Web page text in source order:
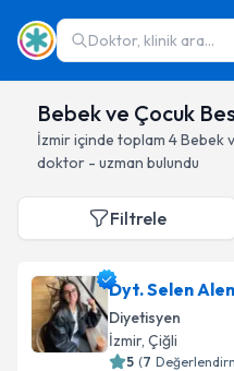
Doktor, klinik ara...
Bebek ve Çocuk
İzmiriçinde toplam 4Bebek
doktor - uzman bulundu
Filtrele
Dyt. Selen
Diyetisyen
İzmir, Çiğli
5 (7